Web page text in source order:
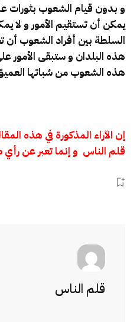
و بدون قيام الشعوب بثورات
يمكن أن تستقيم الأمور و لا
السلطة بين أفراد الشعوب أن
هذه البلدان و ستبقى الأمور
هذه الشعوب من سُباتها
إن الآراء المذكورة في هذه
قلم الناس و إنما تعبر عن رأي
قلم الناس